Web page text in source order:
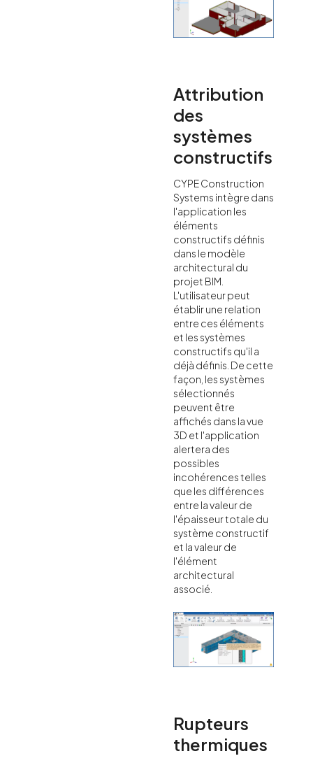
Attribution
des
systèmes
constructifs
CYPE Construction
Systems intègre dans
l'application les
éléments
constructifs définis
dans le modèle
architectural du
projet BIM.
L'utilisateur peut
établir une relation
entre ces éléments
et les systèmes
constructifs qu'il a
déjà définis. De cette
façon, les systèmes
sélectionnés
peuvent être
affichés dans la vue
3D et l'application
alertera des
possibles
incohérences telles
que les différences
entre la valeur de
l'épaisseur totale du
système constructif
et la valeur de
l'élément
architectural
associé.
Rupteurs
thermiques